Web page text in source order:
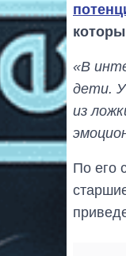
«В
дети. У
из
По его